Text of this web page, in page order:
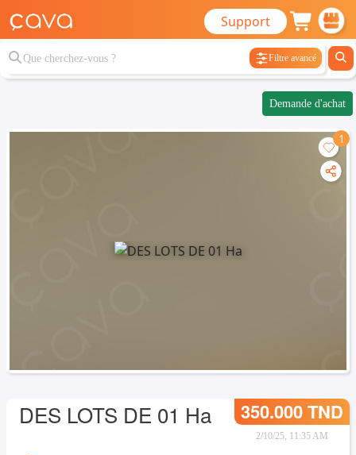
Support
Filtre avancé
Demande d'achat
1
DES LOTS DE 01 Ha 350.000 TND
2/10/25, 11:35 AM